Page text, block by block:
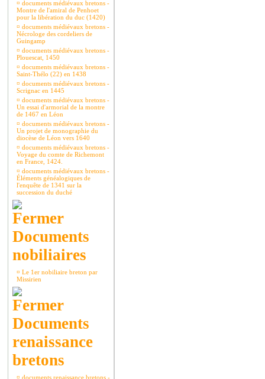
¤ documents médiévaux bretons -
Montre de l'amiral de Penhoet
pour la libération du duc (1420)
¤ documents médiévaux bretons -
Nécrologe des cordeliers de
Guingamp
¤ documents médiévaux bretons -
Plouescat, 1450
¤ documents médiévaux bretons -
Saint-Thélo (22) en 1438
¤ documents médiévaux bretons -
Scrignac en 1445
¤ documents médiévaux bretons -
Un essai d'armorial de la montre
de 1467 en Léon
¤ documents médiévaux bretons -
Un projet de monographie du
diocèse de Léon vers 1640
¤ documents médiévaux bretons -
Voyage du comte de Richemont
en France, 1424.
¤ documents médiévaux bretons -
Éléments généalogiques de
l'enquête de 1341 sur la
succession du duché
Documents
nobiliaires
¤ Le 1er nobiliaire breton par
Missirien
Documents
renaissance
bretons
¤ documents renaissance bretons -